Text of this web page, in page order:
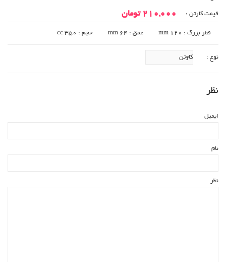
قیمت کارتن : 210,000 تومان
قطر بزرگ : 120 mm عمق : 64 mm حجم : 350 cc
نوع :
نظر
ایمیل
نام
نظر